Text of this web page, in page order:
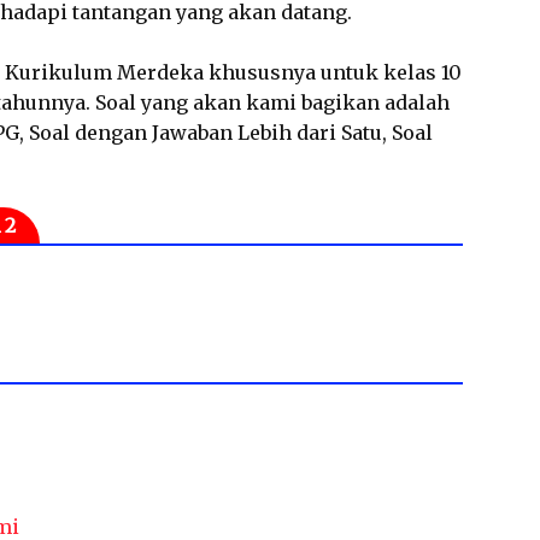
tantangan yang akan datang.
Merdeka khususnya untuk kelas 10
Soal yang akan kami bagikan adalah
Soal dengan Jawaban Lebih dari Satu, Soal
2